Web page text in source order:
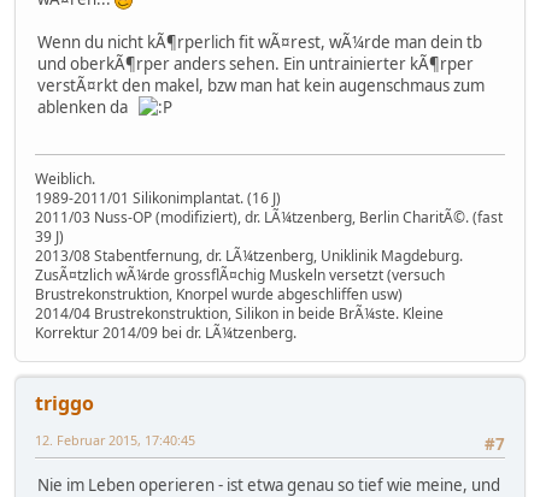
Wenn du nicht kÃ¶rperlich fit wÃ¤rest, wÃ¼rde man dein tb
und oberkÃ¶rper anders sehen. Ein untrainierter kÃ¶rper
verstÃ¤rkt den makel, bzw man hat kein augenschmaus zum
ablenken da
Weiblich.
1989-2011/01 Silikonimplantat. (16 J)
2011/03 Nuss-OP (modifiziert), dr. LÃ¼tzenberg, Berlin CharitÃ©. (fast
39 J)
2013/08 Stabentfernung, dr. LÃ¼tzenberg, Uniklinik Magdeburg.
ZusÃ¤tzlich wÃ¼rde grossflÃ¤chig Muskeln versetzt (versuch
Brustrekonstruktion, Knorpel wurde abgeschliffen usw)
2014/04 Brustrekonstruktion, Silikon in beide BrÃ¼ste. Kleine
Korrektur 2014/09 bei dr. LÃ¼tzenberg.
triggo
#7
12. Februar 2015, 17:40:45
Nie im Leben operieren - ist etwa genau so tief wie meine, und